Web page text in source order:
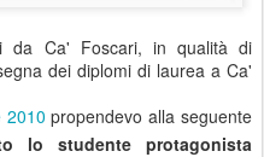
da Ca' Foscari, in qualità di
dei diplomi di laurea a Ca'
2010 propendevo alla seguente
lo studente protagonista